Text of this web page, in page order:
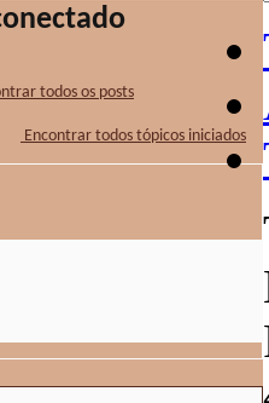
todos os posts
Encontrar todos tópicos iniciados